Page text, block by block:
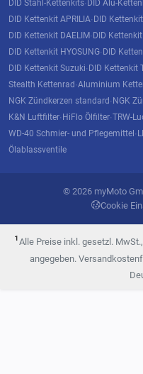
DID Stahl-Kettenkits· DID Alu-
DID Kettenkit APRILIA· DID
DID Kettenkit DAELIM· DID Kettenkit
DID Kettenkit HYOSUNG· DID
DID Kettenkit Suzuki· DID Kettenkit
Stealth Kettenrad·Aluminium
NGK Zündkerzen standard· NGK
K&N Luftfilter· HiFlo Ölfilter·TRW-
WD-40 Schmier- und Pflegemittel·
Ölablassventile
© 2026 myMoto
Cookie
¹Alle Preise inkl. gesetzl.
angegeben.